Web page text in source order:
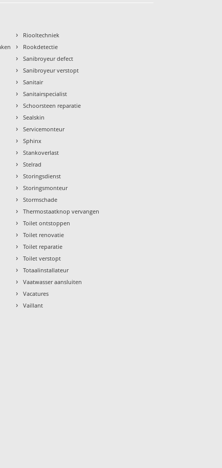
› Riooltechniek
› Rookdetectie
› Sanibroyeur defect
› Sanibroyeur verstopt
› Sanitair
› Sanitairspecialist
› Schoorsteen reparatie
› Sealskin
› Servicemonteur
› Sphinx
› Stankoverlast
› Stelrad
› Storingsdienst
› Storingsmonteur
› Stormschade
› Thermostaatknop vervangen
› Toilet ontstoppen
› Toilet renovatie
› Toilet reparatie
› Toilet verstopt
› Totaalinstallateur
› Vaatwasser aansluiten
› Vacatures
› Vaillant